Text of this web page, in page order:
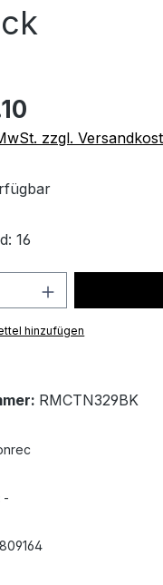
zzgl.
16
Anzahl: Gib
hinzufügen
RMCTN329BK
-